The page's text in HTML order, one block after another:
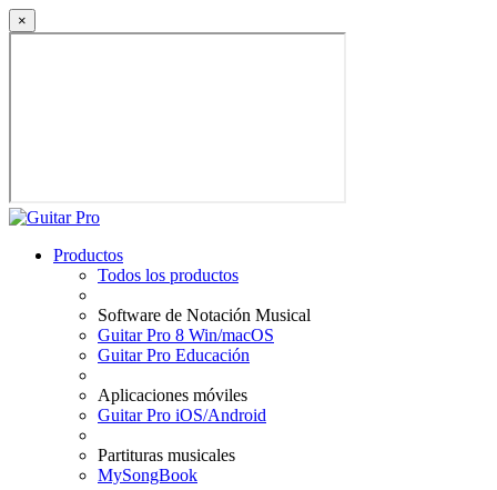
×
Productos
Todos los productos
Software de Notación Musical
Guitar Pro 8 Win/macOS
Guitar Pro Educación
Aplicaciones móviles
Guitar Pro iOS/Android
Partituras musicales
MySongBook